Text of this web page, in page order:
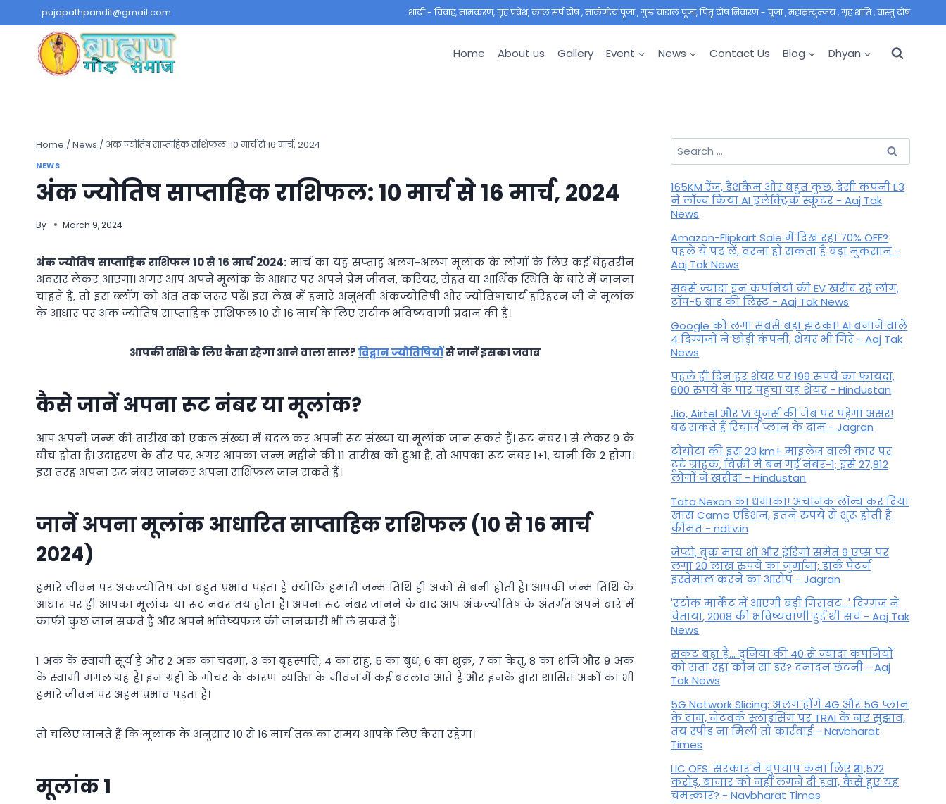
to
content
pujapathpandit@gmail.com शादी - विवाह, नामकरण, गृह प्रवेश, काल सर्प दोष , मार्कण्डेय पूजा , गुरु चांडाल पूजा, पितृ दोष निवारण - पूजा , महाम्रत्युन्जय , गृह शांति , वास्तु दोष
Home About us Gallery Event News Contact Us Blog Dhyan
Home / News / अंक ज्योतिष साप्ताहिक राशिफल: 10 मार्च से 16 मार्च, 2024
NEWS
अंक ज्योतिष साप्ताहिक राशिफल: 10 मार्च से 16 मार्च, 2024
By March 9, 2024
अंक ज्योतिष साप्ताहिक राशिफल 10 से 16 मार्च 2024: मार्च का यह सप्‍ताह अलग-अलग मूलांक के लोगों के लिए कई बेहतरीन
अवसर लेकर आएगा। अगर आप अपने मूलां‍क के आधार पर अपने प्रेम जीवन, करियर, सेहत या आर्थिक स्थिति के बारे में जानना
चाहते हैं, तो इस ब्‍लॉग को अंत तक जरूर पढ़ें। इस लेख में हमारे अनुभवी अंकज्योतिषी और ज्योतिषाचार्य हरिहरन जी ने मूलांक
के आधार पर अंक ज्योतिष साप्ताहिक राशिफल 10 से 16 मार्च के लिए सटीक भविष्‍यवाणी प्रदान की है।
आपकी राशि के लिए कैसा रहेगा आने वाला साल?विद्वान ज्योतिषियोंसे जानें इसका जवाब
कैसे जानें अपना रूट नंबर या मूलांक?
आप अपनी जन्‍म की तारीख को एकल संख्‍या में बदल कर अपनी रूट संख्‍या या मूलांक जान सकते हैं। रूट नंबर 1 से लेकर 9 के
बीच होता है। उदाहरण के तौर पर, अगर आपका जन्‍म महीने की 11 तारीख को हुआ है, तो आपका रूट नंबर 1+1, यानी कि 2 होगा।
इस तरह अपना रूट नंबर जानकर अपना राशिफल जान सकते हैं।
जानें अपना मूलांक आधारित साप्ताहिक राशिफल (10 से 16 मार्च
2024)
हमारे जीवन पर अंकज्‍योतिष का बहुत प्रभाव पड़ता है क्‍योंकि हमारी जन्‍म तिथि ही अंकों से बनी होती है। आपकी जन्‍म तिथि के
आधार पर ही आपका मूलांक या रूट नंबर तय होता है। अपना रूट नंबर जानने के बाद आप अंकज्‍योतिष के अंतर्गत अपने बारे में
काफी कुछ जान सकते हैं और अपने भविष्‍यफल की जानकारी भी ले सकते हैं।
1 अंक के स्‍वामी सूर्य हैं और 2 अंक का चंद्रमा, 3 का बृहस्‍पति, 4 का राहु, 5 का बुध, 6 का शुक्र, 7 का केतु, 8 का शनि और 9 अंक
के स्‍वामी मंगल ग्रह हैं। इन ग्रहों के गोचर के कारण व्‍यक्‍ति के जीवन में कई बदलाव आते हैं और इनके द्वारा शासित अंकों का भी
हमारे जीवन पर अहम प्रभाव पड़ता है।
तो चलिए जानते हैं कि मूलांक के अनुसार 10 से 16 मार्च तक का समय आपके लिए कैसा रहेगा।
मूलांक 1
Search
for:
165KM रेंज, डैशकैम और बहुत कुछ, देसी कंपनी E3
ने लॉन्च किया AI इलेक्ट्रिक स्कूटर - Aaj Tak
News
Amazon-Flipkart Sale में दिख रहा 70% OFF?
पहले ये पढ़ लें, वरना हो सकता है बड़ा नुकसान -
Aaj Tak News
सबसे ज्यादा इन कंपनियों की EV खरीद रहे लोग,
टॉप-5 ब्रांड की लिस्ट - Aaj Tak News
Google को लगा सबसे बड़ा झटका! AI बनाने वाले
4 दिग्गजों ने छोड़ी कंपनी, शेयर भी गिरे - Aaj Tak
News
पहले ही दिन हर शेयर पर 199 रुपये का फायदा,
600 रुपये के पार पहुंचा यह शेयर - Hindustan
Jio, Airtel और Vi यूजर्स की जेब पर पड़ेगा असर!
बढ़ सकते हैं रिचार्ज प्लान के दाम - Jagran
टोयोटा की इस 23 km+ माइलेज वाली कार पर
टूटे ग्राहक, बिक्री में बन गई नंबर-1; इसे 27,812
लोगों ने खरीदा - Hindustan
Tata Nexon का धमाका! अचानक लॉन्च कर दिया
खास Camo एडिशन, इतने रुपये से शुरू होती है
कीमत - ndtv.in
जेप्टो, बुक माय शो और इंडिगो समेत 9 एप्स पर
लगा 20 लाख रुपये का जुर्माना; डार्क पैटर्न
इस्तेमाल करने का आरोप - Jagran
'स्‍टॉक मार्केट में आएगी बड़ी गिरावट...' दिग्‍गज ने
चेताया, 2008 की भविष्यवाणी हुई थी सच - Aaj Tak
News
संकट बड़ा है... दुनिया की 40 से ज्यादा कंपनियों
को सता रहा कौन सा डर? दनादन छंटनी - Aaj
Tak News
5G Network Slicing: अलग होंगे 4G और 5G प्लान
के दाम, नेटवर्क स्लाइसिंग पर TRAI के नए सुझाव,
तय स्पीड ना मिली तो कार्रवाई - Navbharat
Times
LIC OFS: सरकार ने चुपचाप कमा लिए ₹31,522
करोड़, बाजार को नहीं लगने दी हवा, कैसे हुए यह
चमत्कार? - Navbharat Times